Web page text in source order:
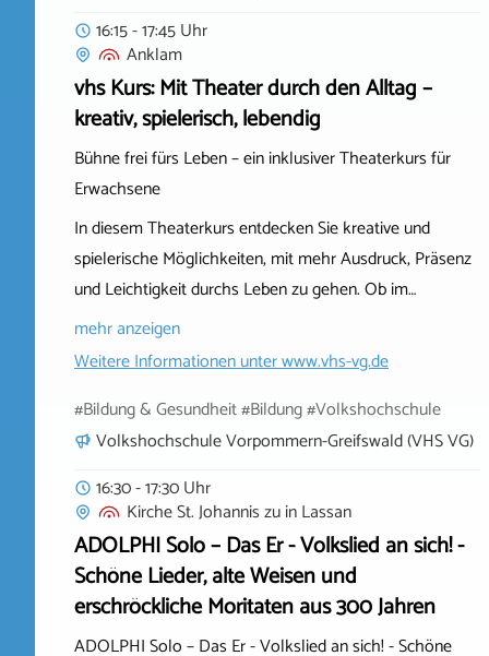
16:15 - 17:45 Uhr
Anklam
vhs Kurs: Mit Theater durch den Alltag –
kreativ, spielerisch, lebendig
Bühne frei fürs Leben – ein inklusiver Theaterkurs für
Erwachsene
In diesem Theaterkurs entdecken Sie kreative und
spielerische Möglichkeiten, mit mehr Ausdruck, Präsenz
und Leichtigkeit durchs Leben zu gehen. Ob im…
mehr anzeigen
Weitere Informationen unterwww.vhs-vg.de
#Bildung & Gesundheit #Bildung #Volkshochschule
Volkshochschule Vorpommern-Greifswald (VHS VG)
16:30 - 17:30 Uhr
Kirche St. Johannis zuinLassan
ADOLPHI Solo – Das Er - Volkslied an sich! -
Schöne Lieder, alte Weisen und
erschröckliche Moritaten aus 300 Jahren
ADOLPHI Solo – Das Er - Volkslied an sich! - Schöne